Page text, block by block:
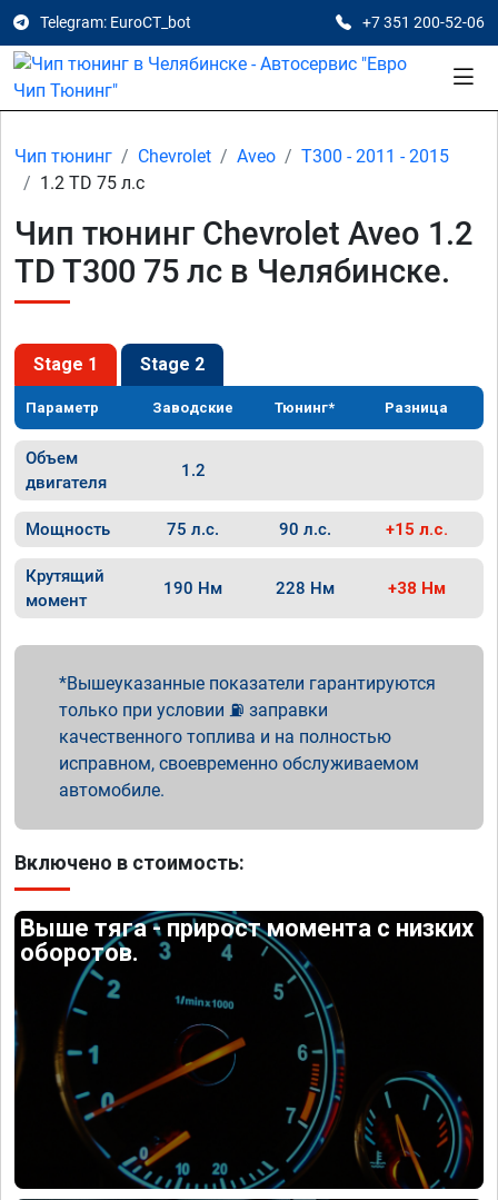
Telegram: EuroCT_bot +7 351 200-52-06
Чип тюнинг Chevrolet Aveo
T300 - 2011 - 2015
1.2 TD 75 л.с
Чип тюнинг Chevrolet Aveo 1.2
TD T300 75 лс в Челябинске.
Stage 1 Stage 2
Параметр Заводские Тюнинг* Разница
Объем
двигателя
1.2
Мощность 75 л.с. 90 л.с. +15 л.с.
Крутящий
момент
190 Нм 228 Нм +38 Нм
Вышеуказанные показатели гарантируются
только при условии ⛽ заправки
качественного топлива и на полностью
исправном, своевременно обслуживаемом
автомобиле.
Включено в стоимость:
Выше тяга - прирост момента с низких
оборотов.